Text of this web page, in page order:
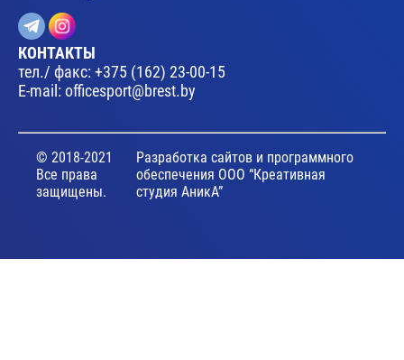
КОНТАКТЫ
тел./ факс:+375 (162) 23-00-15
E-mail: officesport@brest.by
© 2018-2021
Все права
защищены.
Разработка сайтов и программного
обеспечения ООО “Креативная
студия АникА”